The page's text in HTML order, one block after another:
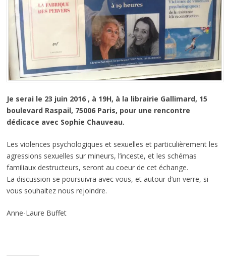
Je serai le 23 juin 2016 , à 19H, à la librairie Gallimard, 15
boulevard Raspail, 75006 Paris, pour une rencontre
dédicace avec Sophie Chauveau.
Les violences psychologiques et sexuelles et particulièrement les
agressions sexuelles sur mineurs, l’inceste, et les schémas
familiaux destructeurs, seront au coeur de cet échange.
La discussion se poursuivra avec vous, et autour d’un verre, si
vous souhaitez nous rejoindre.
Anne-Laure Buffet